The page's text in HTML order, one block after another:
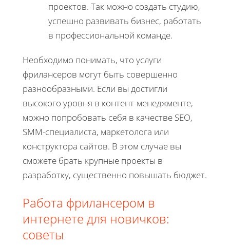
проектов. Так можно создать студию,
успешно развивать бизнес, работать
в профессиональной команде.
Необходимо понимать, что услуги
фрилансеров могут быть совершенно
разнообразными. Если вы достигли
высокого уровня в контент-менеджменте,
можно попробовать себя в качестве SEO,
SMM-специалиста, маркетолога или
конструктора сайтов. В этом случае вы
сможете брать крупные проекты в
разработку, существенно повышать бюджет.
Работа фрилансером в
интернете для новичков:
советы